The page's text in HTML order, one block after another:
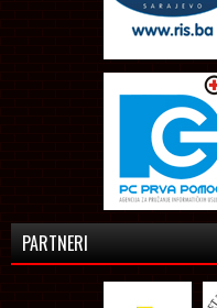
PARTNERI